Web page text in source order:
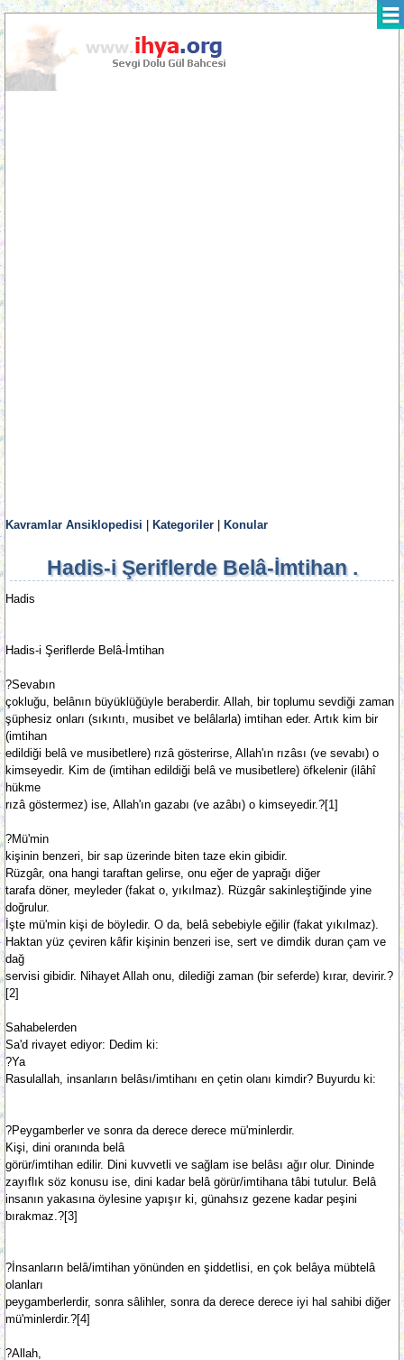
Kavramlar Ansiklopedisi Kategoriler Konular
Hadis-i Şeriflerde Belâ-İmtihan .
Hadis
Hadis-i Şeriflerde Belâ-İmtihan
?Sevabın
çokluğu, belânın büyüklüğüyle beraberdir. Allah, bir toplumu sevdiği zaman
şüphesiz onları (sıkıntı, musibet ve belâlarla) imtihan eder. Artık kim bir
(imtihan
edildiği belâ ve musibetlere) rızâ gösterirse, Allah'ın rızâsı (ve sevabı) o
kimseyedir. Kim de (imtihan edildiği belâ ve musibetlere) öfkelenir (ilâhî
hükme
rızâ göstermez) ise, Allah'ın gazabı (ve azâbı) o kimseyedir.?[1]
?Mü'min
kişinin benzeri, bir sap üzerinde biten taze ekin gibidir.
Rüzgâr, ona hangi taraftan gelirse, onu eğer de yaprağı diğer
tarafa döner, meyleder (fakat o, yıkılmaz). Rüzgâr sakinleştiğinde yine
doğrulur.
İşte mü'min kişi de böyledir. O da, belâ sebebiyle eğilir (fakat yıkılmaz).
Haktan yüz çeviren kâfir kişinin benzeri ise, sert ve dimdik duran çam ve
dağ
servisi gibidir. Nihayet Allah onu, dilediği zaman (bir seferde) kırar, devirir.?
[2]
Sahabelerden
Sa'd rivayet ediyor: Dedim ki:
?Ya
Rasulallah, insanların belâsı/imtihanı en çetin olanı kimdir? Buyurdu ki:
?Peygamberler ve sonra da derece derece mü'minlerdir.
Kişi, dini oranında belâ
görür/imtihan edilir. Dini kuvvetli ve sağlam ise belâsı ağır olur. Dininde
zayıflık söz konusu ise, dini kadar belâ görür/imtihana tâbi tutulur. Belâ
insanın yakasına öylesine yapışır ki, günahsız gezene kadar peşini
bırakmaz.?[3]
?İnsanların belâ/imtihan yönünden en şiddetlisi, en çok belâya mübtelâ
olanları
peygamberlerdir, sonra sâlihler, sonra da derece derece iyi hal sahibi diğer
mü'minlerdir.?[4]
?Allah,